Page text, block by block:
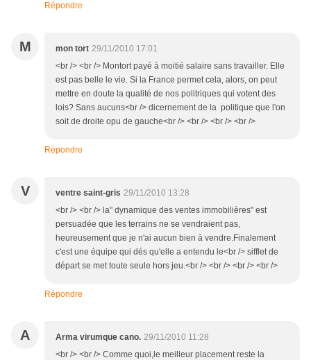
Répondre
M mon tort 29/11/2010 17:01
<br /> <br /> Montort payé à moitié salaire sans travailler. Elle
est pas belle le vie. Si la France permet cela, alors, on peut
mettre en doute la qualité de nos politriques qui votent des
lois? Sans aucuns<br /> dicernement de la politique que l'on
soit de droite opu de gauche<br /> <br /> <br /> <br />
Répondre
V ventre saint-gris 29/11/2010 13:28
<br /> <br /> la" dynamique des ventes immobilières" est
persuadée que les terrains ne se vendraient pas,
heureusement que je n'ai aucun bien à vendre.Finalement
c'est une équipe qui dés qu'elle a entendu le<br /> sifflet de
départ se met toute seule hors jeu.<br /> <br /> <br /> <br />
Répondre
A Arma virumque cano. 29/11/2010 11:28
<br /> <br /> Comme quoi,le meilleur placement reste la